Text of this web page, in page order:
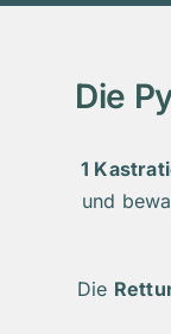
Die
1
und
Die